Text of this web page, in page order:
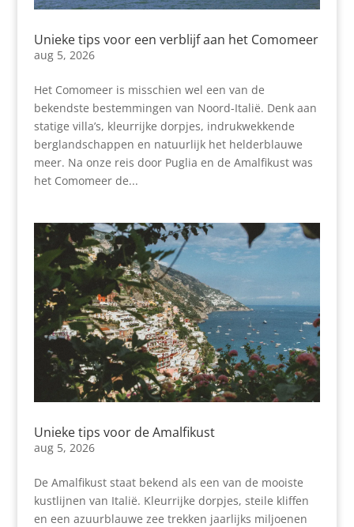
Unieke tips voor een verblijf aan het Comomeer
aug 5, 2026
Het Comomeer is misschien wel een van de
bekendste bestemmingen van Noord-Italië. Denk aan
statige villa’s, kleurrijke dorpjes, indrukwekkende
berglandschappen en natuurlijk het helderblauwe
meer. Na onze reis door Puglia en de Amalfikust was
het Comomeer de...
Unieke tips voor de Amalfikust
aug 5, 2026
De Amalfikust staat bekend als een van de mooiste
kustlijnen van Italië. Kleurrijke dorpjes, steile kliffen
en een azuurblauwe zee trekken jaarlijks miljoenen